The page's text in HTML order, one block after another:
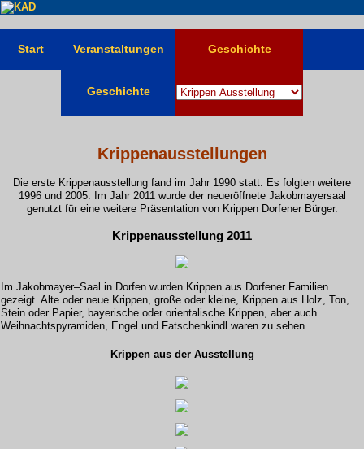
Start Veranstaltungen Geschichte
Geschichte
Krippenausstellungen
Die erste Krippenausstellung fand im Jahr 1990 statt. Es folgten weitere
1996 und 2005. Im Jahr 2011 wurde der neueröffnete Jakobmayersaal
genutzt für eine weitere Präsentation von Krippen Dorfener Bürger.
Krippenausstellung 2011
Im Jakobmayer–Saal in Dorfen wurden Krippen aus Dorfener Familien
gezeigt. Alte oder neue Krippen, große oder kleine, Krippen aus Holz, Ton,
Stein oder Papier, bayerische oder orientalische Krippen, aber auch
Weihnachtspyramiden, Engel und Fatschenkindl waren zu sehen.
Krippen aus der Ausstellung